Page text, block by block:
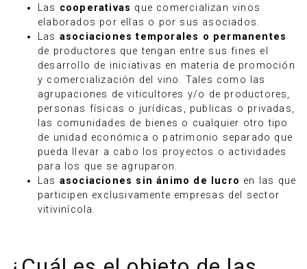
Las cooperativas que comercializan vinos
elaborados por ellas o por sus asociados.
Las asociaciones temporales o permanentes
de productores que tengan entre sus fines el
desarrollo de iniciativas en materia de promoción
y comercialización del vino. Tales como las
agrupaciones de viticultores y/o de productores,
personas físicas o jurídicas, publicas o privadas,
las comunidades de bienes o cualquier otro tipo
de unidad económica o patrimonio separado que
pueda llevar a cabo los proyectos o actividades
para los que se agruparon.
Las asociaciones sin ánimo de lucro en las que
participen exclusivamente empresas del sector
vitivinícola.